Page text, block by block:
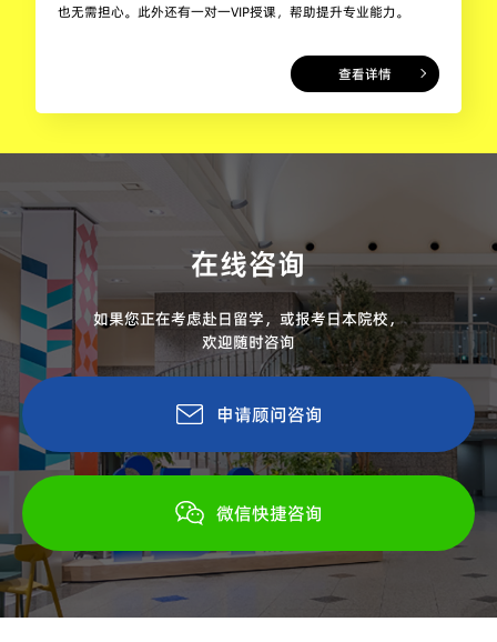
也无需担心。此外还有一对一VIP授课，帮助提升专业能力。
查看详情
在线咨询
如果您正在考虑赴日留学，或报考日本院校，
欢迎随时咨询
申请顾问咨询
微信快捷咨询